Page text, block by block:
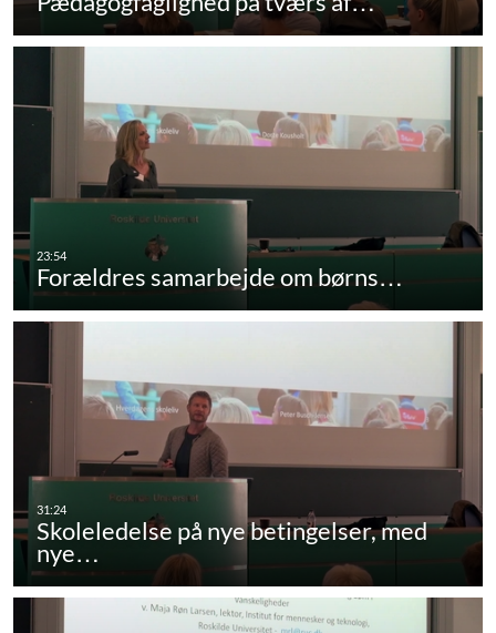
Forældres samarbejde om børns…
Skoleledelse på nye betingelser, med
nye…